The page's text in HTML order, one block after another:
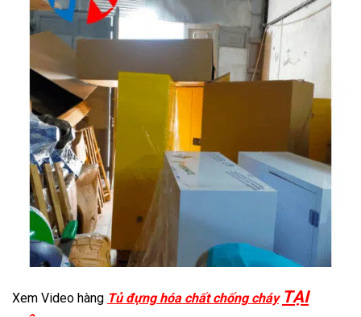
Xem Video hàng Tủ đựng hóa chất chống cháy TẠI